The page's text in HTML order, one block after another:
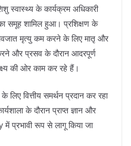
स्वास्थ्य के कार्यक्रम अधिकारी
समूह शामिल हुआ। प्रशिक्षण के
मृत्यु कम करने के लिए मातृ और
और प्रसव के दौरान आदरपूर्ण
की ओर काम कर रहे हैं।
लिए वित्तीय समर्थन प्रदान कर रहा
के दौरान प्राप्त ज्ञान और
में प्रभावी रूप से लागू किया जा